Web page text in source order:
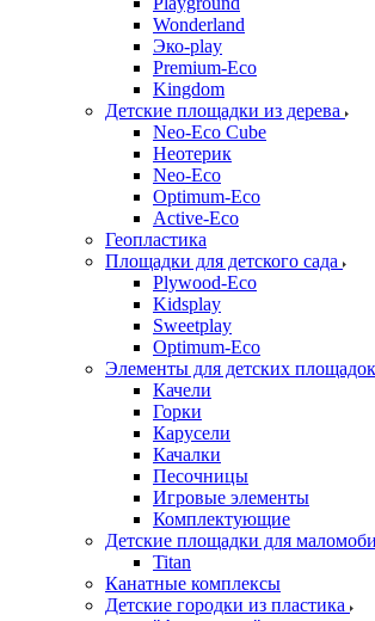
Wonderland
Эко-play
Premium-Eco
Kingdom
Детские площадки из дерева
Neo-Eco Cube
Неотерик
Neo-Eco
Оptimum-Еco
Active-Eco
Геопластика
Площадки для детского сада
Plywood-Eco
Kidsplay
Sweetplay
Оptimum-Еco
Элементы для детских площадок
Качели
Горки
Карусели
Качалки
Песочницы
Игровые элементы
Комплектующие
Детские площадки для
Titan
Канатные комплексы
Детские городки из пластика